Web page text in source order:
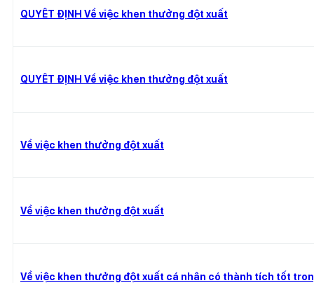
QUYẾT ĐỊNH Về việc khen thưởng đột xuất
QUYẾT ĐỊNH Về việc khen thưởng đột xuất
Về việc khen thưởng đột xuất
Về việc khen thưởng đột xuất
Về việc khen thưởng đột xuất cá nhân có thành tích tốt